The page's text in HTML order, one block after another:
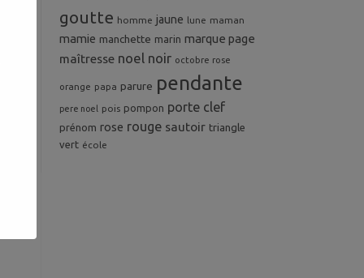
goutte homme jaune lune maman
mamie manchette marin marque page
maîtresse noel noir octobre rose
orange papa parure pendante
pere noel pois pompon porte clef
prénom rose rouge sautoir triangle
vert école